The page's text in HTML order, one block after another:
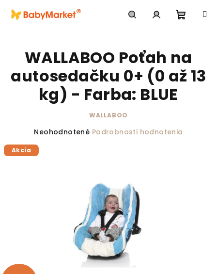
WALLABOO Poťah na
autosedačku 0+ (0 až 13
kg) - Farba: BLUE
WALLABOO
Priemerné hodnotenie produktu je 0,0 z 5
Neohodnotené Podrobnosti hodnotenia
Akcia